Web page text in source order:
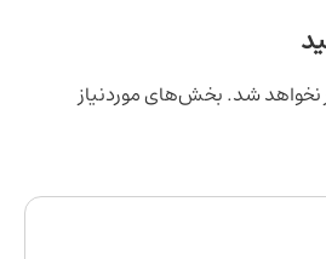
شد.بخش‌های موردنیاز